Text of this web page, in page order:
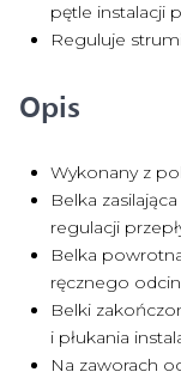
pętle instalacji
Reguluje
Opis
Wykonany z
Belka
regulacji
Belka
ręcznego
Belki
i płukania
Na zaworach